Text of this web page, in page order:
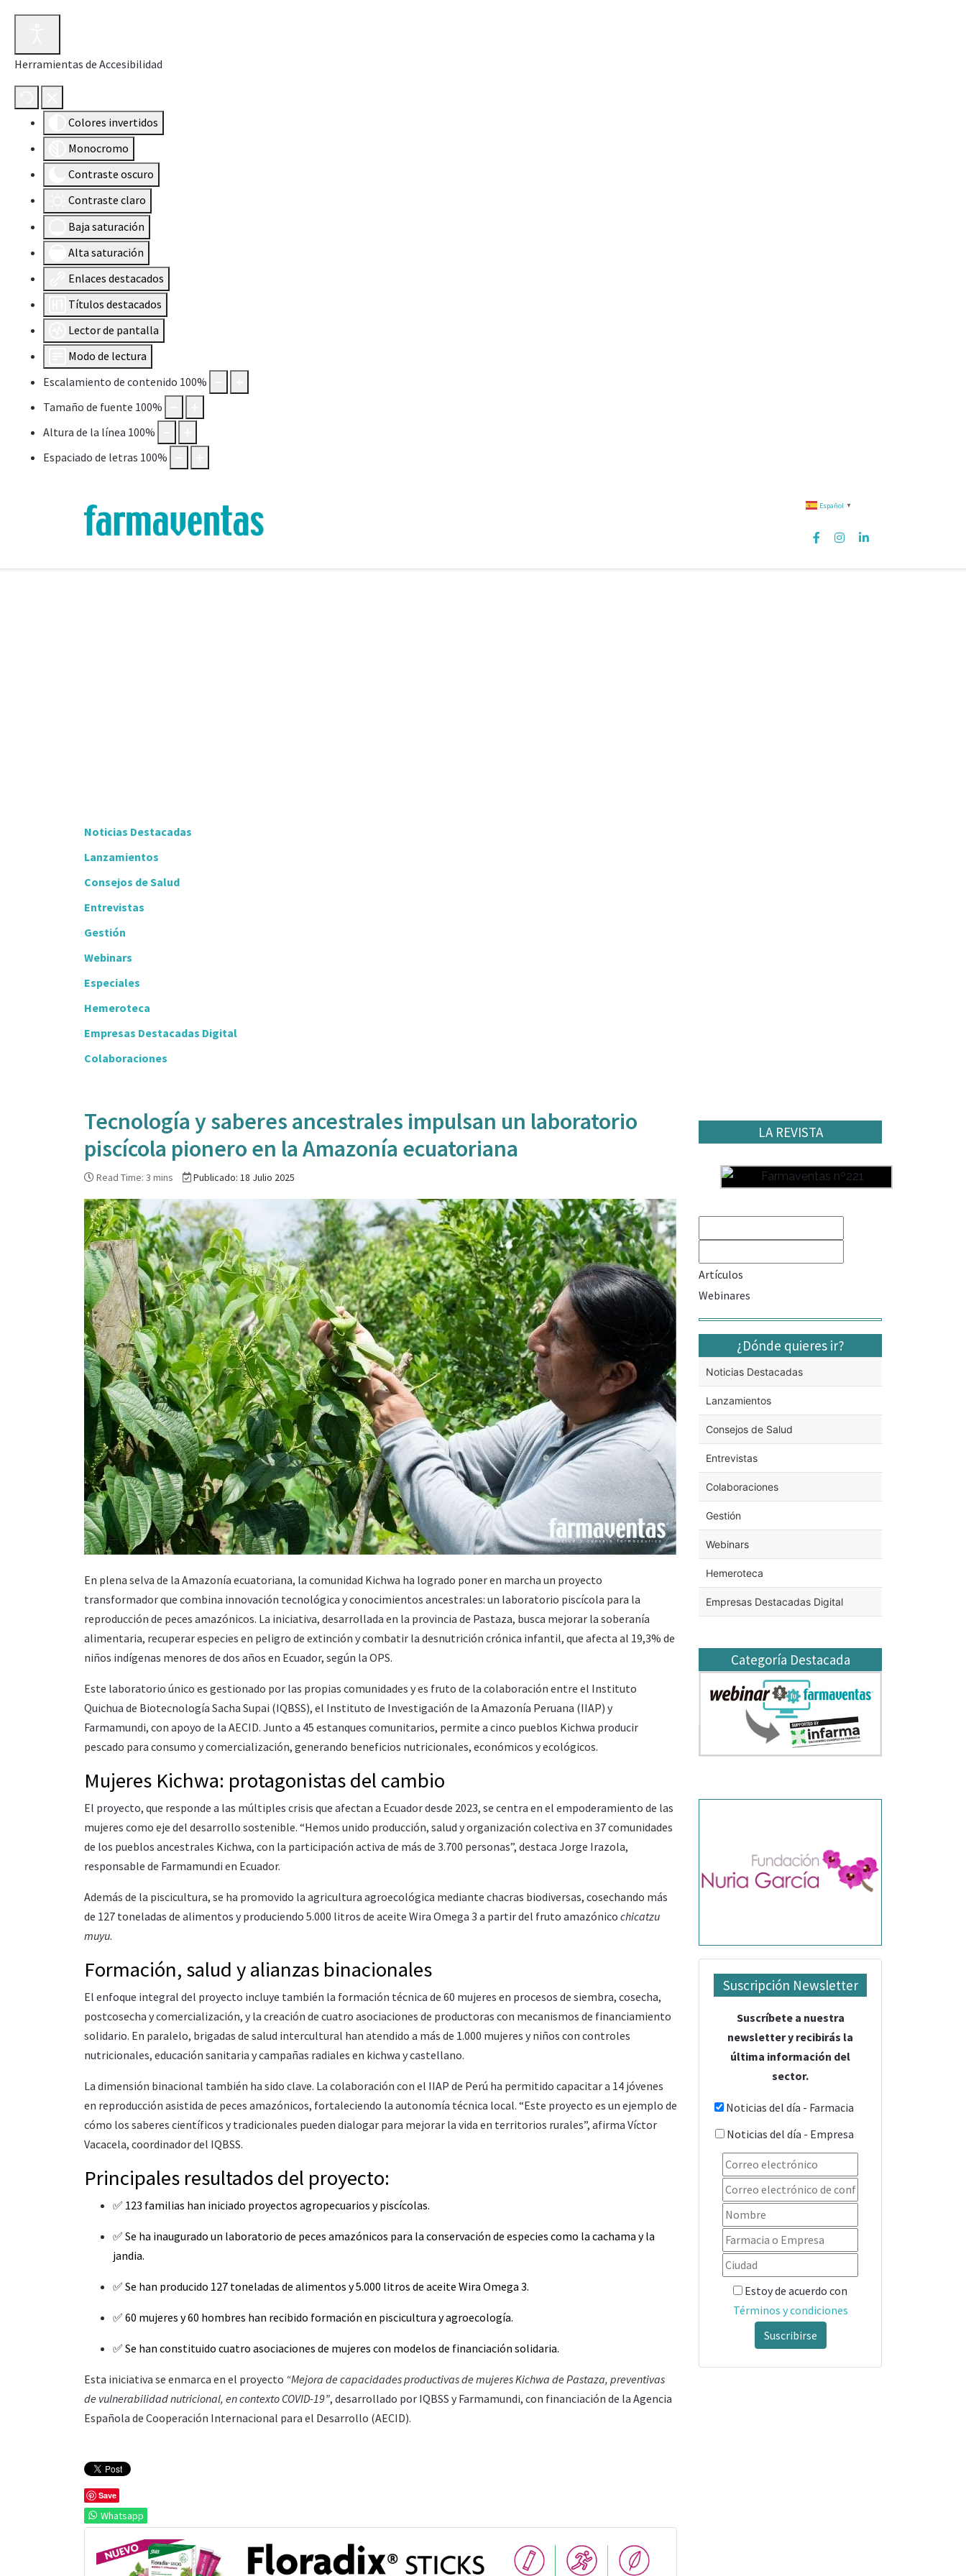
Herramientas de Accesibilidad
Colores invertidos
Monocromo
Contraste oscuro
Contraste claro
Baja saturación
Alta saturación
Enlaces destacados
Títulos destacados
Lector de pantalla
Modo de lectura
Escalamiento de contenido 100%
Tamaño de fuente 100%
Altura de la línea 100%
Espaciado de letras 100%
Español ▼
Noticias Destacadas
Lanzamientos
Consejos de Salud
Entrevistas
Gestión
Webinars
Especiales
Hemeroteca
Empresas Destacadas Digital
Colaboraciones
Tecnología y saberes ancestrales impulsan un laboratorio
piscícola pionero en la Amazonía ecuatoriana
Read Time: 3 mins Publicado: 18 Julio 2025
En plena selva de la Amazonía ecuatoriana, la comunidad Kichwa ha logrado poner en marcha un proyecto
transformador que combina innovación tecnológica y conocimientos ancestrales: un laboratorio piscícola para la
reproducción de peces amazónicos. La iniciativa, desarrollada en la provincia de Pastaza, busca mejorar la soberanía
alimentaria, recuperar especies en peligro de extinción y combatir la desnutrición crónica infantil, que afecta al 19,3% de
niños indígenas menores de dos años en Ecuador, según la OPS.
Este laboratorio único es gestionado por las propias comunidades y es fruto de la colaboración entre el Instituto
Quichua de Biotecnología Sacha Supai (IQBSS), el Instituto de Investigación de la Amazonía Peruana (IIAP) y
Farmamundi, con apoyo de la AECID. Junto a 45 estanques comunitarios, permite a cinco pueblos Kichwa producir
pescado para consumo y comercialización, generando beneficios nutricionales, económicos y ecológicos.
Mujeres Kichwa: protagonistas del cambio
El proyecto, que responde a las múltiples crisis que afectan a Ecuador desde 2023, se centra en el empoderamiento de las
mujeres como eje del desarrollo sostenible. “Hemos unido producción, salud y organización colectiva en 37 comunidades
de los pueblos ancestrales Kichwa, con la participación activa de más de 3.700 personas”, destaca Jorge Irazola,
responsable de Farmamundi en Ecuador.
Además de la piscicultura, se ha promovido la agricultura agroecológica mediante chacras biodiversas, cosechando más
de 127 toneladas de alimentos y produciendo 5.000 litros de aceite Wira Omega 3 a partir del fruto amazónico chicatzu
muyu.
Formación, salud y alianzas binacionales
El enfoque integral del proyecto incluye también la formación técnica de 60 mujeres en procesos de siembra, cosecha,
postcosecha y comercialización, y la creación de cuatro asociaciones de productoras con mecanismos de financiamiento
solidario. En paralelo, brigadas de salud intercultural han atendido a más de 1.000 mujeres y niños con controles
nutricionales, educación sanitaria y campañas radiales en kichwa y castellano.
La dimensión binacional también ha sido clave. La colaboración con el IIAP de Perú ha permitido capacitar a 14 jóvenes
en reproducción asistida de peces amazónicos, fortaleciendo la autonomía técnica local. “Este proyecto es un ejemplo de
cómo los saberes científicos y tradicionales pueden dialogar para mejorar la vida en territorios rurales”, afirma Víctor
Vacacela, coordinador del IQBSS.
Principales resultados del proyecto:
✅ 123 familias han iniciado proyectos agropecuarios y piscícolas.
✅ Se ha inaugurado un laboratorio de peces amazónicos para la conservación de especies como la cachama y la
jandia.
✅ Se han producido 127 toneladas de alimentos y 5.000 litros de aceite Wira Omega 3.
✅ 60 mujeres y 60 hombres han recibido formación en piscicultura y agroecología.
✅ Se han constituido cuatro asociaciones de mujeres con modelos de financiación solidaria.
Esta iniciativa se enmarca en el proyecto “Mejora de capacidades productivas de mujeres Kichwa de Pastaza, preventivas
de vulnerabilidad nutricional, en contexto COVID-19”, desarrollado por IQBSS y Farmamundi, con financiación de la Agencia
Española de Cooperación Internacional para el Desarrollo (AECID).
Save
Whatsapp
LA REVISTA
Artículos
Webinares
¿Dónde quieres ir?
Noticias Destacadas
Lanzamientos
Consejos de Salud
Entrevistas
Colaboraciones
Gestión
Webinars
Hemeroteca
Empresas Destacadas Digital
Categoría Destacada
Suscripción Newsletter
Suscríbete a nuestra
newsletter y recibirás la
última información del
sector.
Noticias del día - Farmacia
Noticias del día - Empresa
Estoy de acuerdo con
Términos y condiciones
Suscribirse